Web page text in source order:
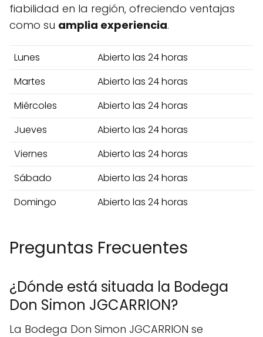
fiabilidad en la región, ofreciendo ventajas
como su amplia experiencia.
Lunes
Abierto las 24 horas
Martes
Abierto las 24 horas
Miércoles
Abierto las 24 horas
Jueves
Abierto las 24 horas
Viernes
Abierto las 24 horas
Sábado
Abierto las 24 horas
Domingo
Abierto las 24 horas
Preguntas Frecuentes
¿Dónde está situada la Bodega
Don Simon JGCARRION?
La Bodega Don Simon JGCARRION se